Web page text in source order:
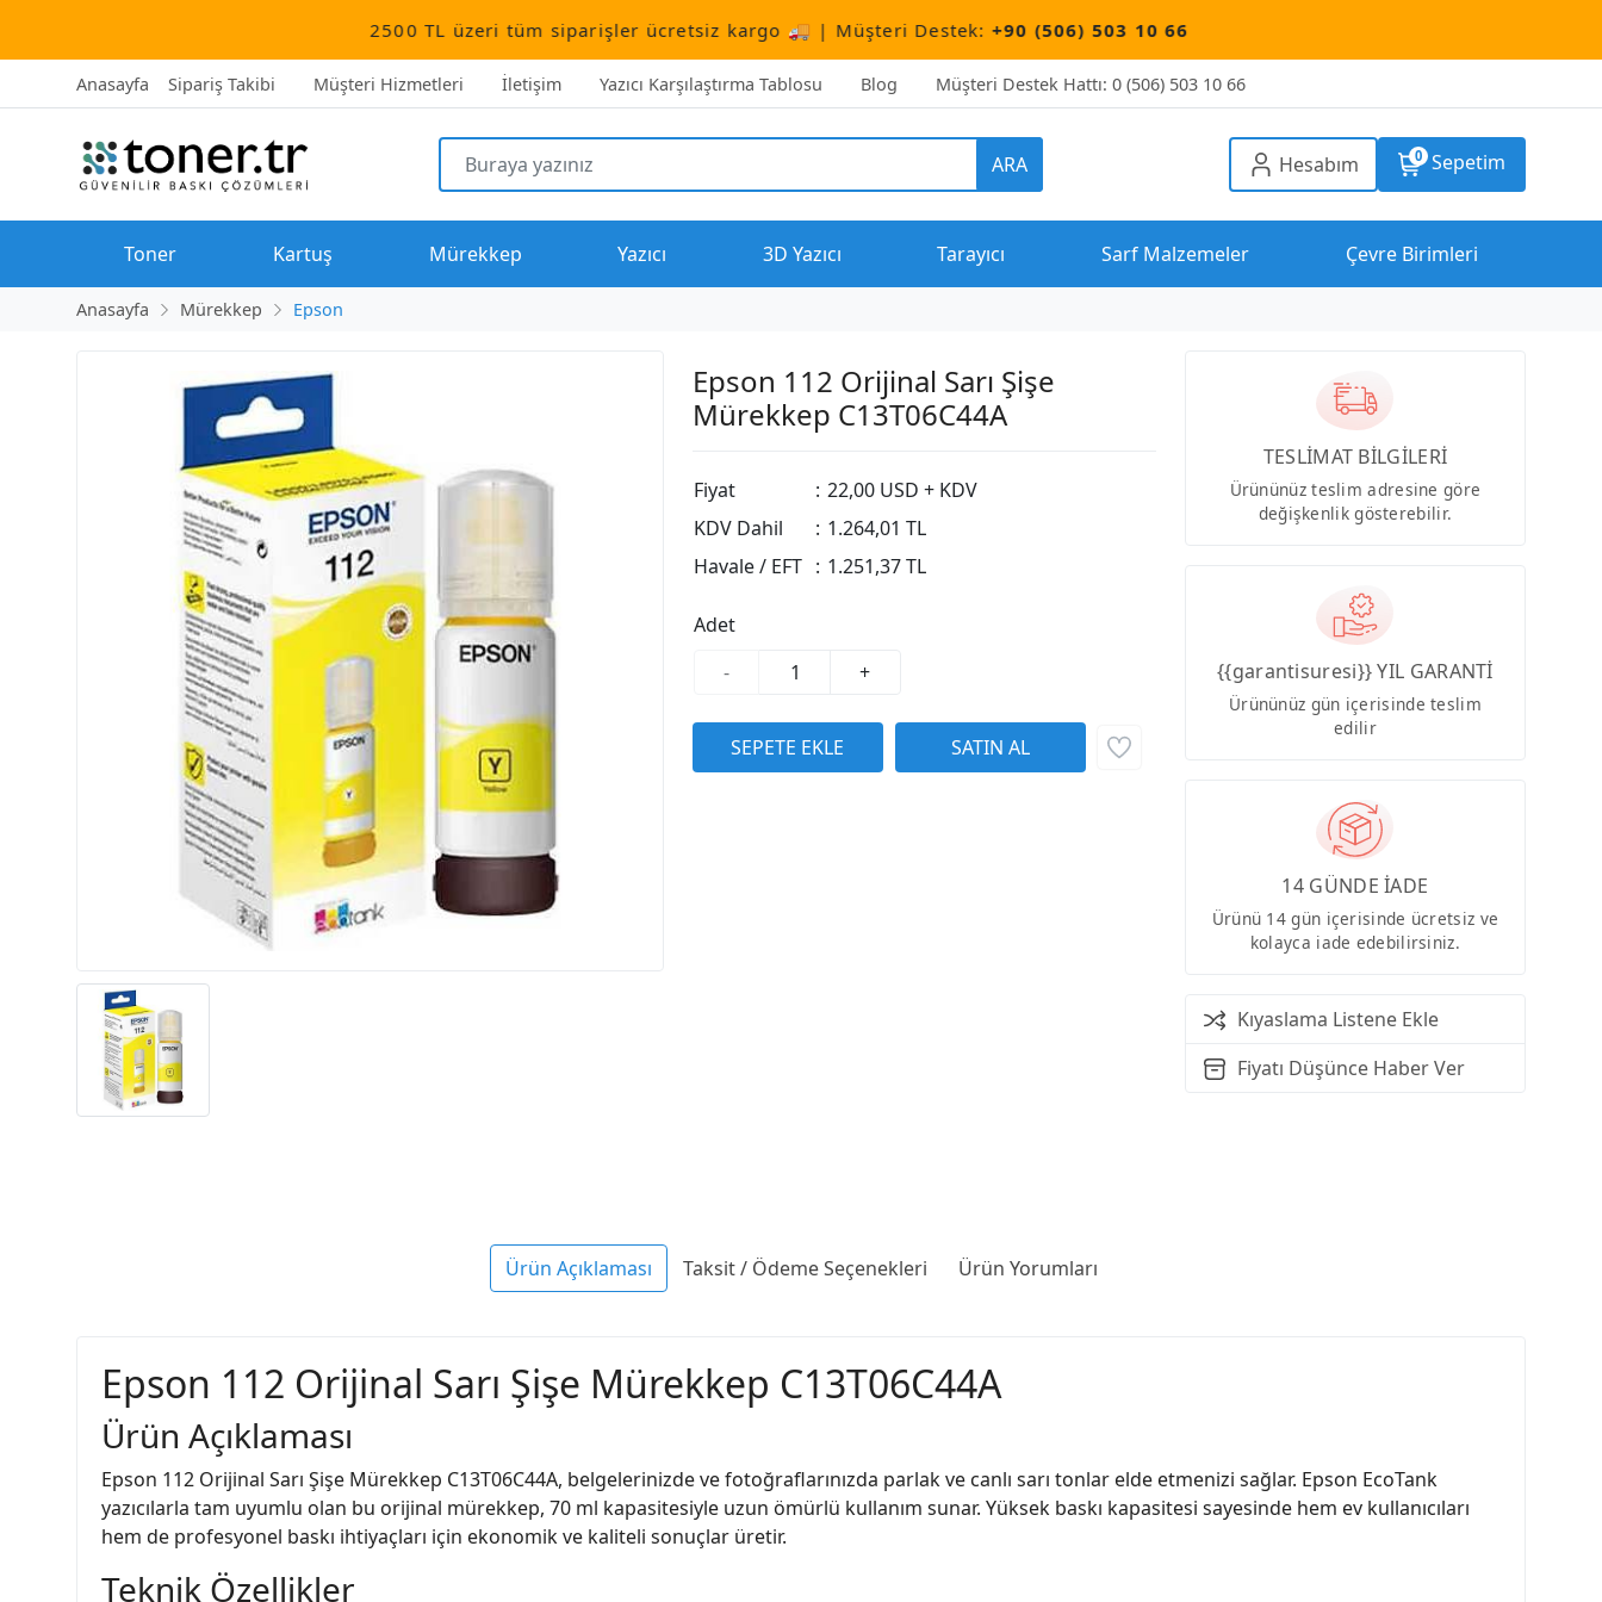
2500 TL üzeri tüm siparişler ücretsiz kargo 🚚 | Müşteri Destek:+90 (506) 503 10 66
Anasayfa Sipariş Takibi Müşteri Hizmetleri İletişim Yazıcı Karşılaştırma Tablosu Blog Müşteri Destek Hattı: 0 (506) 503 10 66
ARA Hesabım 0 Sepetim
Toner Kartuş Mürekkep Yazıcı 3D Yazıcı Tarayıcı Sarf Malzemeler Çevre Birimleri
Anasayfa Mürekkep Epson
Epson 112 Orijinal Sarı Şişe
Mürekkep C13T06C44A
Fiyat : 22,00 USD + KDV
KDV Dahil
: 1.264,01 TL
Havale / EFT : 1.251,37 TL
Adet
-
+
TESLİMAT BİLGİLERİ
Ürününüz teslim adresine göre
değişkenlik gösterebilir.
{{garantisuresi}} YIL GARANTİ
Ürününüz gün içerisinde teslim
edilir
14 GÜNDE İADE
Ürünü 14 gün içerisinde ücretsiz ve
kolayca iade edebilirsiniz.
Kıyaslama Listene Ekle
Fiyatı Düşünce Haber Ver
Ürün Açıklaması Taksit / Ödeme Seçenekleri Ürün Yorumları
Epson 112 Orijinal Sarı Şişe Mürekkep C13T06C44A
Ürün Açıklaması
Epson 112 Orijinal Sarı Şişe Mürekkep C13T06C44A, belgelerinizde ve fotoğraflarınızda parlak ve canlı sarı tonlar elde etmenizi sağlar. Epson EcoTank
yazıcılarla tam uyumlu olan bu orijinal mürekkep, 70 ml kapasitesiyle uzun ömürlü kullanım sunar. Yüksek baskı kapasitesi sayesinde hem ev kullanıcıları
hem de profesyonel baskı ihtiyaçları için ekonomik ve kaliteli sonuçlar üretir.
Teknik Özellikler